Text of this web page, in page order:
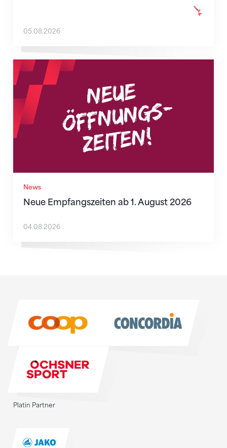
05.08.2026
News
Neue Empfangszeiten ab 1. August 2026
Neue Empfangszeiten ab 1. August 2026
04.08.2026
Platin Partner